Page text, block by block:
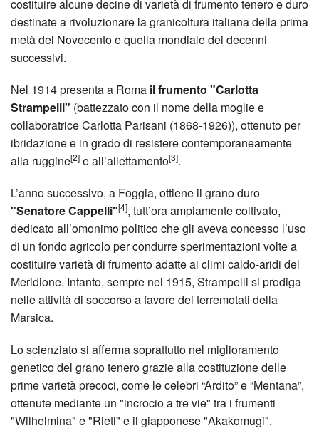
costituire alcune decine di varietà di frumento tenero e duro
destinate a rivoluzionare la granicoltura italiana della prima
metà del Novecento e quella mondiale dei decenni
successivi.
Nel 1914 presenta a Roma il frumento "Carlotta
Strampelli" (battezzato con il nome della moglie e
collaboratrice Carlotta Parisani (1868-1926)), ottenuto per
ibridazione e in grado di resistere contemporaneamente
alla ruggine[2] e all’allettamento[3].
L’anno successivo, a Foggia, ottiene il grano duro
"Senatore Cappelli"[4], tutt’ora ampiamente coltivato,
dedicato all’omonimo politico che gli aveva concesso l’uso
di un fondo agricolo per condurre sperimentazioni volte a
costituire varietà di frumento adatte ai climi caldo-aridi del
Meridione. Intanto, sempre nel 1915, Strampelli si prodiga
nelle attività di soccorso a favore dei terremotati della
Marsica.
Lo scienziato si afferma soprattutto nel miglioramento
genetico del grano tenero grazie alla costituzione delle
prime varietà precoci, come le celebri “Ardito” e “Mentana”,
ottenute mediante un "incrocio a tre vie" tra i frumenti
"Wilhelmina" e "Rieti" e il giapponese "Akakomugi".